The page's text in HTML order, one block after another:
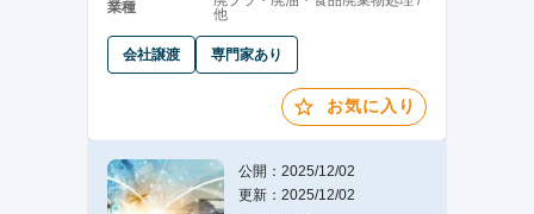
業種
他
会社譲渡 専門家あり
お気に入り
公開：2025/12/02
更新：2025/12/02